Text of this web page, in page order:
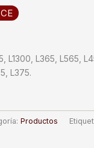
L1300, L365, L565,
L375.
Productos